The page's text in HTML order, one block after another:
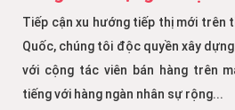
Tiếp cận xu hướng tiếp thị mới trên
Quốc, chúng tôi độc quyền xây
với cộng tác viên bán hàng trên
tiếng với hàng ngàn nhân sự rộng...